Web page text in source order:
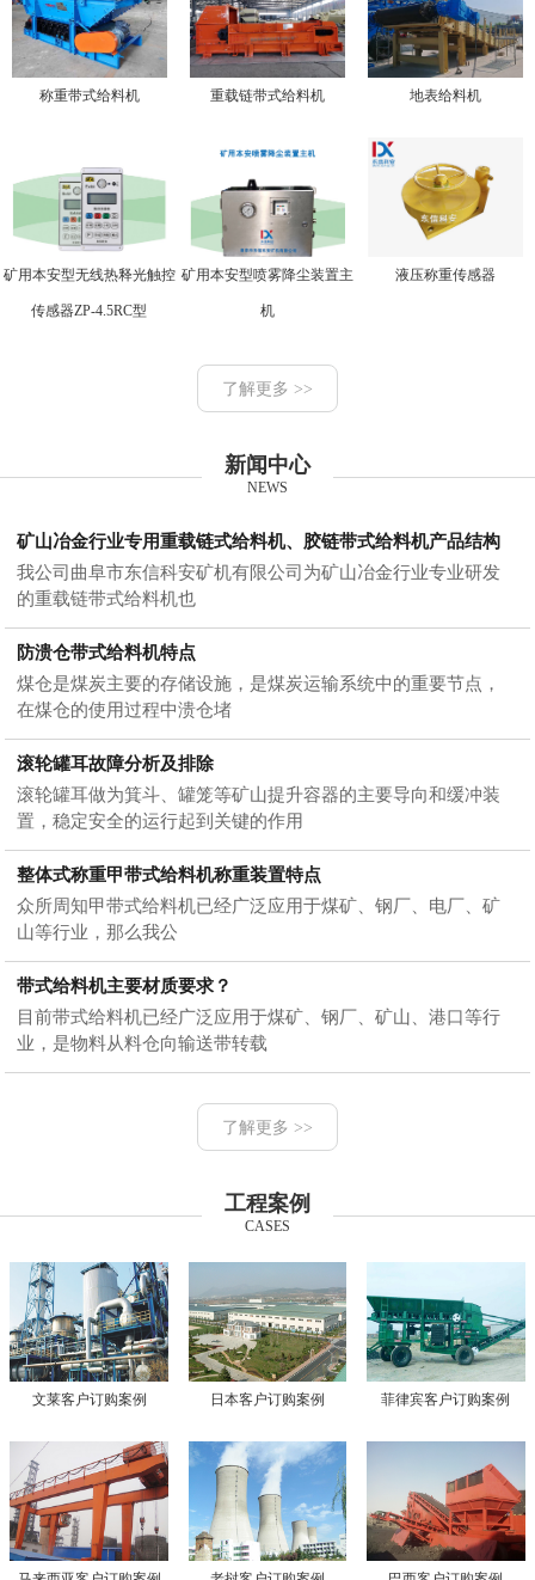
称重带式给料机 重载链带式给料机 地表给料机
矿用本安型无线热释光触控
传感器ZP-4.5RC型
矿用本安型喷雾降尘装置主
机
液压称重传感器
了解更多 >>
新闻中心
NEWS
矿山冶金行业专用重载链式给料机、胶链带式给料机产品结构
我公司曲阜市东信科安矿机有限公司为矿山冶金行业专业研发
的重载链带式给料机也
防溃仓带式给料机特点
煤仓是煤炭主要的存储设施，是煤炭运输系统中的重要节点，
在煤仓的使用过程中溃仓堵
滚轮罐耳故障分析及排除
滚轮罐耳做为箕斗、罐笼等矿山提升容器的主要导向和缓冲装
置，稳定安全的运行起到关键的作用
整体式称重甲带式给料机称重装置特点
众所周知甲带式给料机已经广泛应用于煤矿、钢厂、电厂、矿
山等行业，那么我公
带式给料机主要材质要求？
目前带式给料机已经广泛应用于煤矿、钢厂、矿山、港口等行
业，是物料从料仓向输送带转载
了解更多 >>
工程案例
CASES
文莱客户订购案例 日本客户订购案例 菲律宾客户订购案例